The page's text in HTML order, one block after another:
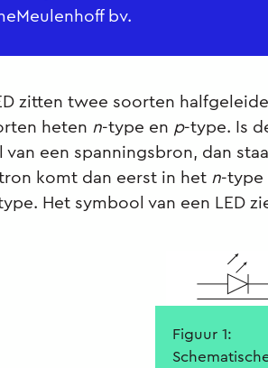
bv.
zitten twee soorten
heten n-type en p-type. Is
van een spanningsbron, dan
komt dan eerst in het n-type
Het symbool van een LED
Figuur 1: